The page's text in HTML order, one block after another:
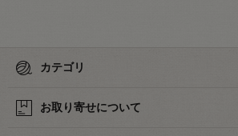
カテゴリ
お取り寄せについて